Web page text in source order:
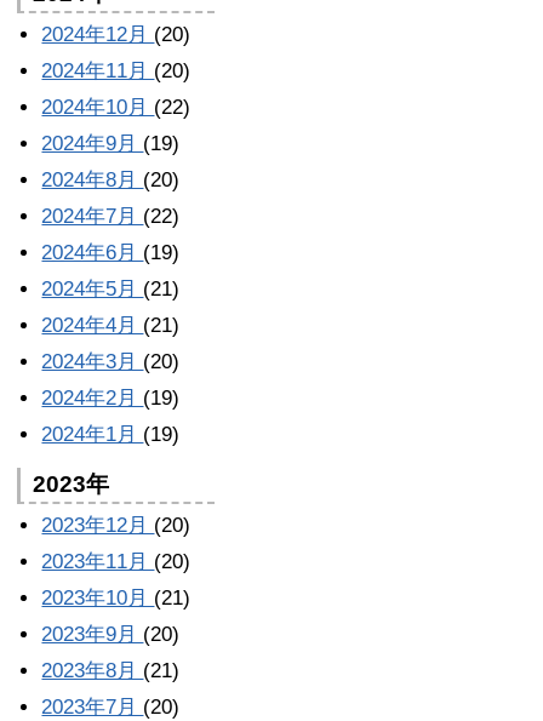
2024年12月 (20)
2024年11月 (20)
2024年10月 (22)
2024年9月 (19)
2024年8月 (20)
2024年7月 (22)
2024年6月 (19)
2024年5月 (21)
2024年4月 (21)
2024年3月 (20)
2024年2月 (19)
2024年1月 (19)
2023年
2023年12月 (20)
2023年11月 (20)
2023年10月 (21)
2023年9月 (20)
2023年8月 (21)
2023年7月 (20)